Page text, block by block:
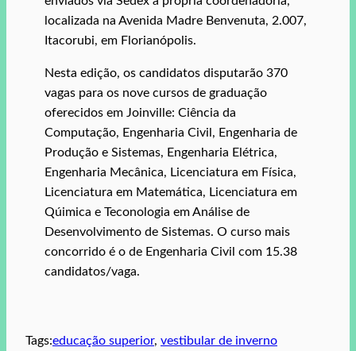
localizada na Avenida Madre Benvenuta, 2.007,
Itacorubi, em Florianópolis.
Nesta edição, os candidatos disputarão 370
vagas para os nove cursos de graduação
oferecidos em Joinville: Ciência da
Computação, Engenharia Civil, Engenharia de
Produção e Sistemas, Engenharia Elétrica,
Engenharia Mecânica, Licenciatura em Física,
Licenciatura em Matemática, Licenciatura em
Qúimica e Teconologia em Análise de
Desenvolvimento de Sistemas. O curso mais
concorrido é o de Engenharia Civil com 15.38
candidatos/vaga.
Tags:educação superior, vestibular de inverno